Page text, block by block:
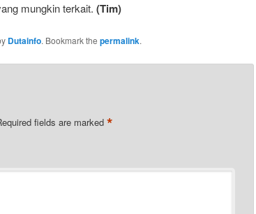
mungkin terkait. (Tim)
Dutainfo. Bookmark the permalink.
fields are marked *